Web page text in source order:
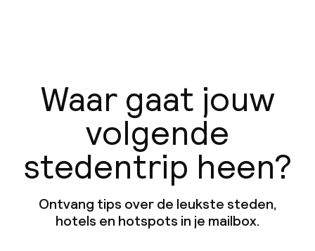
Waar gaat jouw
volgende
stedentrip heen?
Ontvang tips over de leukste steden,
hotels en hotspots in je mailbox.